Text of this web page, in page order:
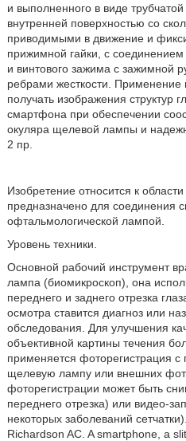
и выполненного в виде
внутренней поверхностью со
приводимыми в движение и
прижимной гайки, с
и винтового зажима с зажимной
ребрами жесткости. Применение
получать изображения структур
смартфона при обеспечении
окуляра щелевой лампы и
2 пр.
Изобретение относится к
предназначено для соединения
офтальмологической лампой.
Уровень техники.
Основной рабочий инструмент
лампа (биомикроскоп), она
переднего и заднего отрезка
осмотра ставится диагноз или
обследования. Для улучшения
объективной картины течения
применяется фоторегистрация
щелевую лампу или внешних
фоторегистрации может быть
переднего отрезка) или видео-
некоторых заболеваний
Richardson AC. A smartphone, a